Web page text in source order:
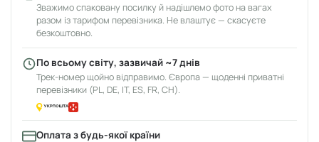
Зважимо спаковану посилку й надішлемо фото на вагах
разом із тарифом перевізника. Не влаштує — скасуєте
безкоштовно.
По всьому світу, зазвичай ~7 днів
Трек-номер щойно відправимо. Європа — щоденні приватні
перевізники (PL, DE, IT, ES, FR, CH).
Оплата з будь-якої країни